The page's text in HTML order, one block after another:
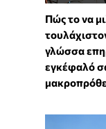
⁠Πώς το να
γλώσσα
εγκέφαλό